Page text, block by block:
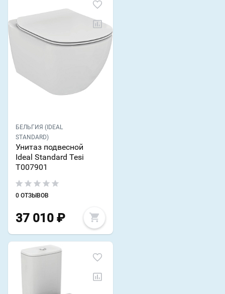
БЕЛЬГИЯ (IDEAL
STANDARD)
Унитаз подвесной
Ideal Standard Tesi
T007901
0 ОТЗЫВОВ
37 010 ₽